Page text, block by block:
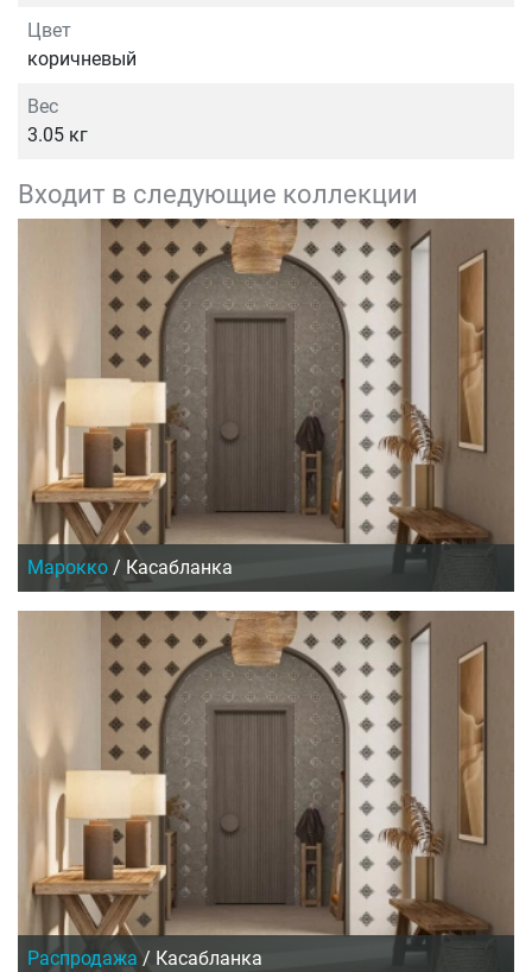
Цвет
коричневый
Вес
3.05 кг
Входит в следующие коллекции
Марокко / Касабланка
Распродажа / Касабланка